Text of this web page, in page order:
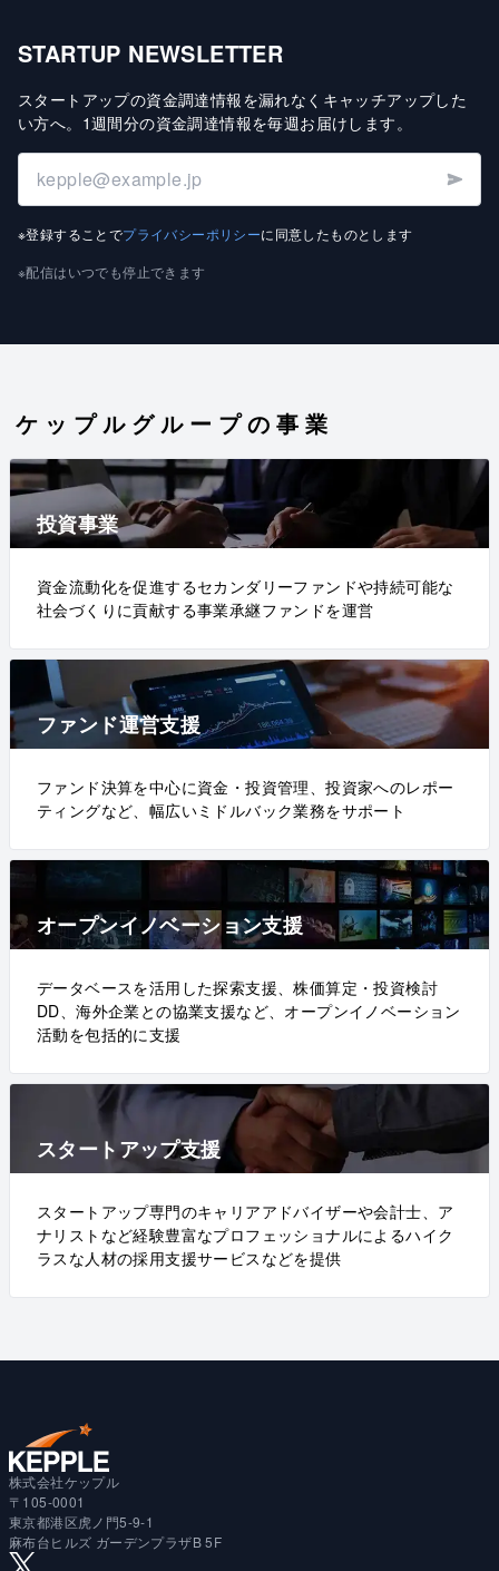
STARTUP NEWSLETTER
スタートアップの資金調達情報を漏れなくキャッチアップした
い方へ。 1週間分の資金調達情報を毎週お届けします 。
※登録することでプライバシーポリシーに同意したものとします
※配信はいつでも停止できます
ケップルグループの事業
投資事業
資金流動化を促進するセカンダリーファンドや持続可能な
社会づくりに貢献する事業承継ファンドを運営
ファンド運営支援
ファンド決算を中心に資金・投資管理、投資家へのレポー
ティングなど、幅広いミドルバック業務をサポート
オープンイノベーション支援
データベースを活用した探索支援、株価算定・投資検討
DD、海外企業との協業支援など、オープンイノベーション
活動を包括的に支援
スタートアップ支援
スタートアップ専門のキャリアアドバイザーや会計士、ア
ナリストなど経験豊富なプロフェッショナルによるハイク
ラスな人材の採用支援サービスなどを提供
株式会社ケップル
〒105-0001
東京都港区虎ノ門5-9-1
麻布台ヒルズ ガーデンプラザB 5F